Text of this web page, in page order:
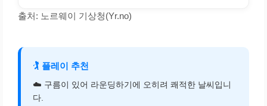
출처: 노르웨이 기상청(Yr.no)
🏌️ 플레이 추천
☁️ 구름이 있어 라운딩하기에 오히려 쾌적한 날씨입니
다.